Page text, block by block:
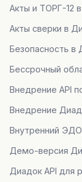
Акты и ТОРГ-12
Акты сверки в
Безопасность в
Бессрочный
Внедрение API
Внедрение
Внутренний ЭДО
Демо-версия
Диадок API для